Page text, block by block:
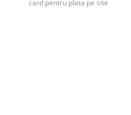
card pentru plata pe site